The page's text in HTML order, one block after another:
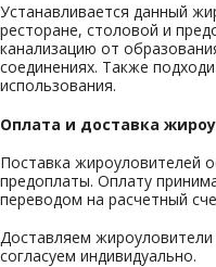
Устанавливается данный
ресторане, столовой и
канализацию от
соединениях. Также
использования.
Оплата и доставка
Поставка жироуловителей
предоплаты. Оплату
переводом на расчетный
Доставляем
согласуем индивидуально.